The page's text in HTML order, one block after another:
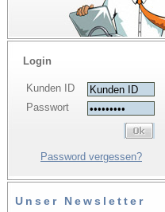
Login
Kunden ID
Passwort
Password vergessen?
Unser Newsletter